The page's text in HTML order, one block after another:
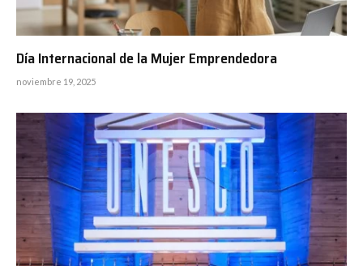
Día Internacional de la Mujer Emprendedora
noviembre 19, 2025